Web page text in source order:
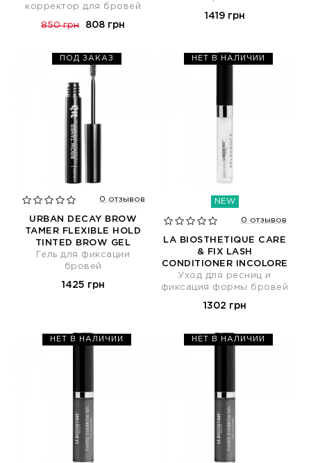
корректор для бровей
850 грн 808 грн
1419 грн
ПОД ЗАКАЗ
0 отзывов
URBAN DECAY BROW
TAMER FLEXIBLE HOLD
TINTED BROW GEL
Гель для фиксации
бровей
1425 грн
НЕТ В НАЛИЧИИ
NEW
0 отзывов
LA BIOSTHETIQUE CARE
& FIX LASH
CONDITIONER INCOLORE
Уход для ресниц и
фиксация формы бровей
1302 грн
НЕТ В НАЛИЧИИ НЕТ В НАЛИЧИИ